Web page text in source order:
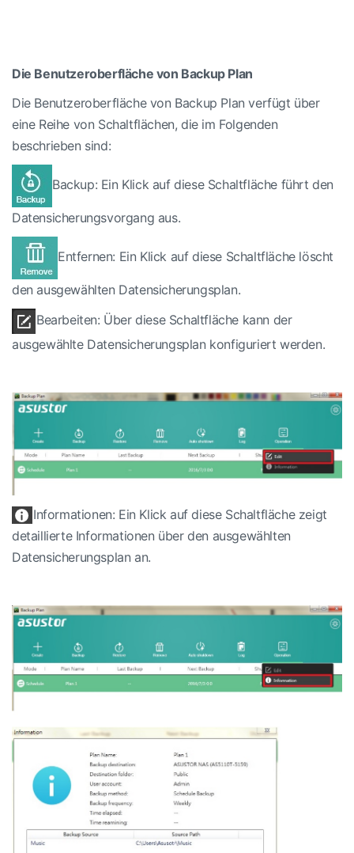
Die Benutzeroberfläche von Backup Plan
Die Benutzeroberfläche von Backup Plan verfügt über
eine Reihe von Schaltflächen, die im Folgenden
beschrieben sind:
Backup: Ein Klick auf diese Schaltfläche führt den
Datensicherungsvorgang aus.
Entfernen: Ein Klick auf diese Schaltfläche löscht
den ausgewählten Datensicherungsplan.
Bearbeiten: Über diese Schaltfläche kann der
ausgewählte Datensicherungsplan konfiguriert werden.
Informationen: Ein Klick auf diese Schaltfläche zeigt
detaillierte Informationen über den ausgewählten
Datensicherungsplan an.